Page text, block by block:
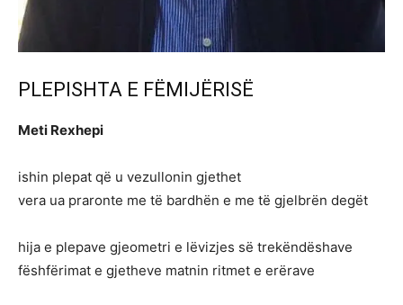
PLEPISHTA E FËMIJËRISË
Meti Rexhepi
ishin plepat që u vezullonin gjethet
vera ua praronte me të bardhën e me të gjelbrën degët
hija e plepave gjeometri e lëvizjes së trekëndëshave
fëshfërimat e gjetheve matnin ritmet e erërave